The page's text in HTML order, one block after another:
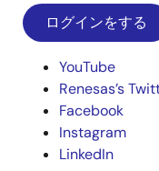
ログインをする
YouTube
Renesas’s
Facebook
Instagram
LinkedIn